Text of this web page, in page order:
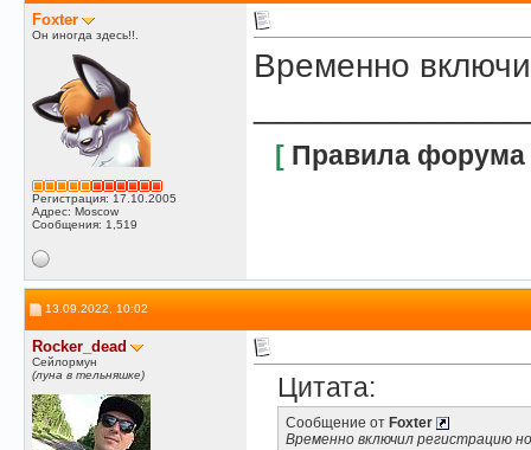
Foxter
Он иногда здесь!!.
Регистрация: 17.10.2005
Адрес: Moscow
Сообщения: 1,519
Временно
[ Правила форума
13.09.2022, 10:02
Rocker_dead
Сейлормун
(луна в тельняшке)
Цитата:
Сообщение от Foxter
Временно включил регистрацию